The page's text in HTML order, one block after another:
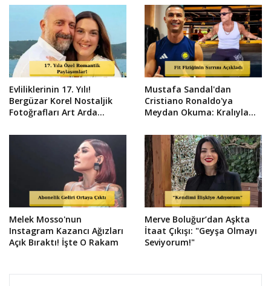
Evliliklerinin 17. Yılı!
Bergüzar Korel Nostaljik
Fotoğrafları Art Arda
Mustafa Sandal'dan
Cristiano Ronaldo'ya
Meydan Okuma: Kralıyla
Melek Mosso'nun
Instagram Kazancı Ağızları
Açık Bıraktı! İşte O Rakam
Merve Boluğur’dan Aşkta
İtaat Çıkışı: "Geyşa Olmayı
Seviyorum!"